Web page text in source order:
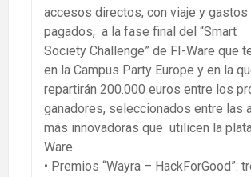
accesos directos, con viaje y
pagados, a la fase final del “Smart
Society Challenge” de FI-Ware que
en la Campus Party Europe y en la
repartirán 200.000 euros entre los
ganadores, seleccionados entre las
más innovadoras que utilicen la
Ware.
• Premios “Wayra – HackForGood”: